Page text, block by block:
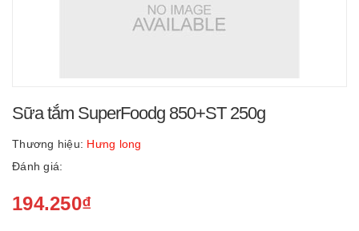
Sữa tắm SuperFoodg 850+ST 250g
Thương hiệu: Hưng long
Đánh giá:
194.250₫